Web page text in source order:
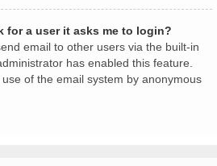
for a user it asks me to login?
email to other users via the built-in
has enabled this feature.
of the email system by anonymous